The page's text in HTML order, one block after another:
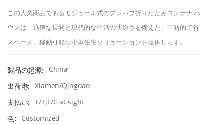
この人気商品であるモジュール式のプレハブ折りたたみコンテナ ハ
ウスは、迅速な展開と現代的な生活の快適さを備えた、革新的で省
スペース、移動可能な小型住宅ソリューションを提供します。
製品の起源:
China
出荷港: Xiamen/Qingdao
支払い: T/T;L/C at sight
色:
Customized